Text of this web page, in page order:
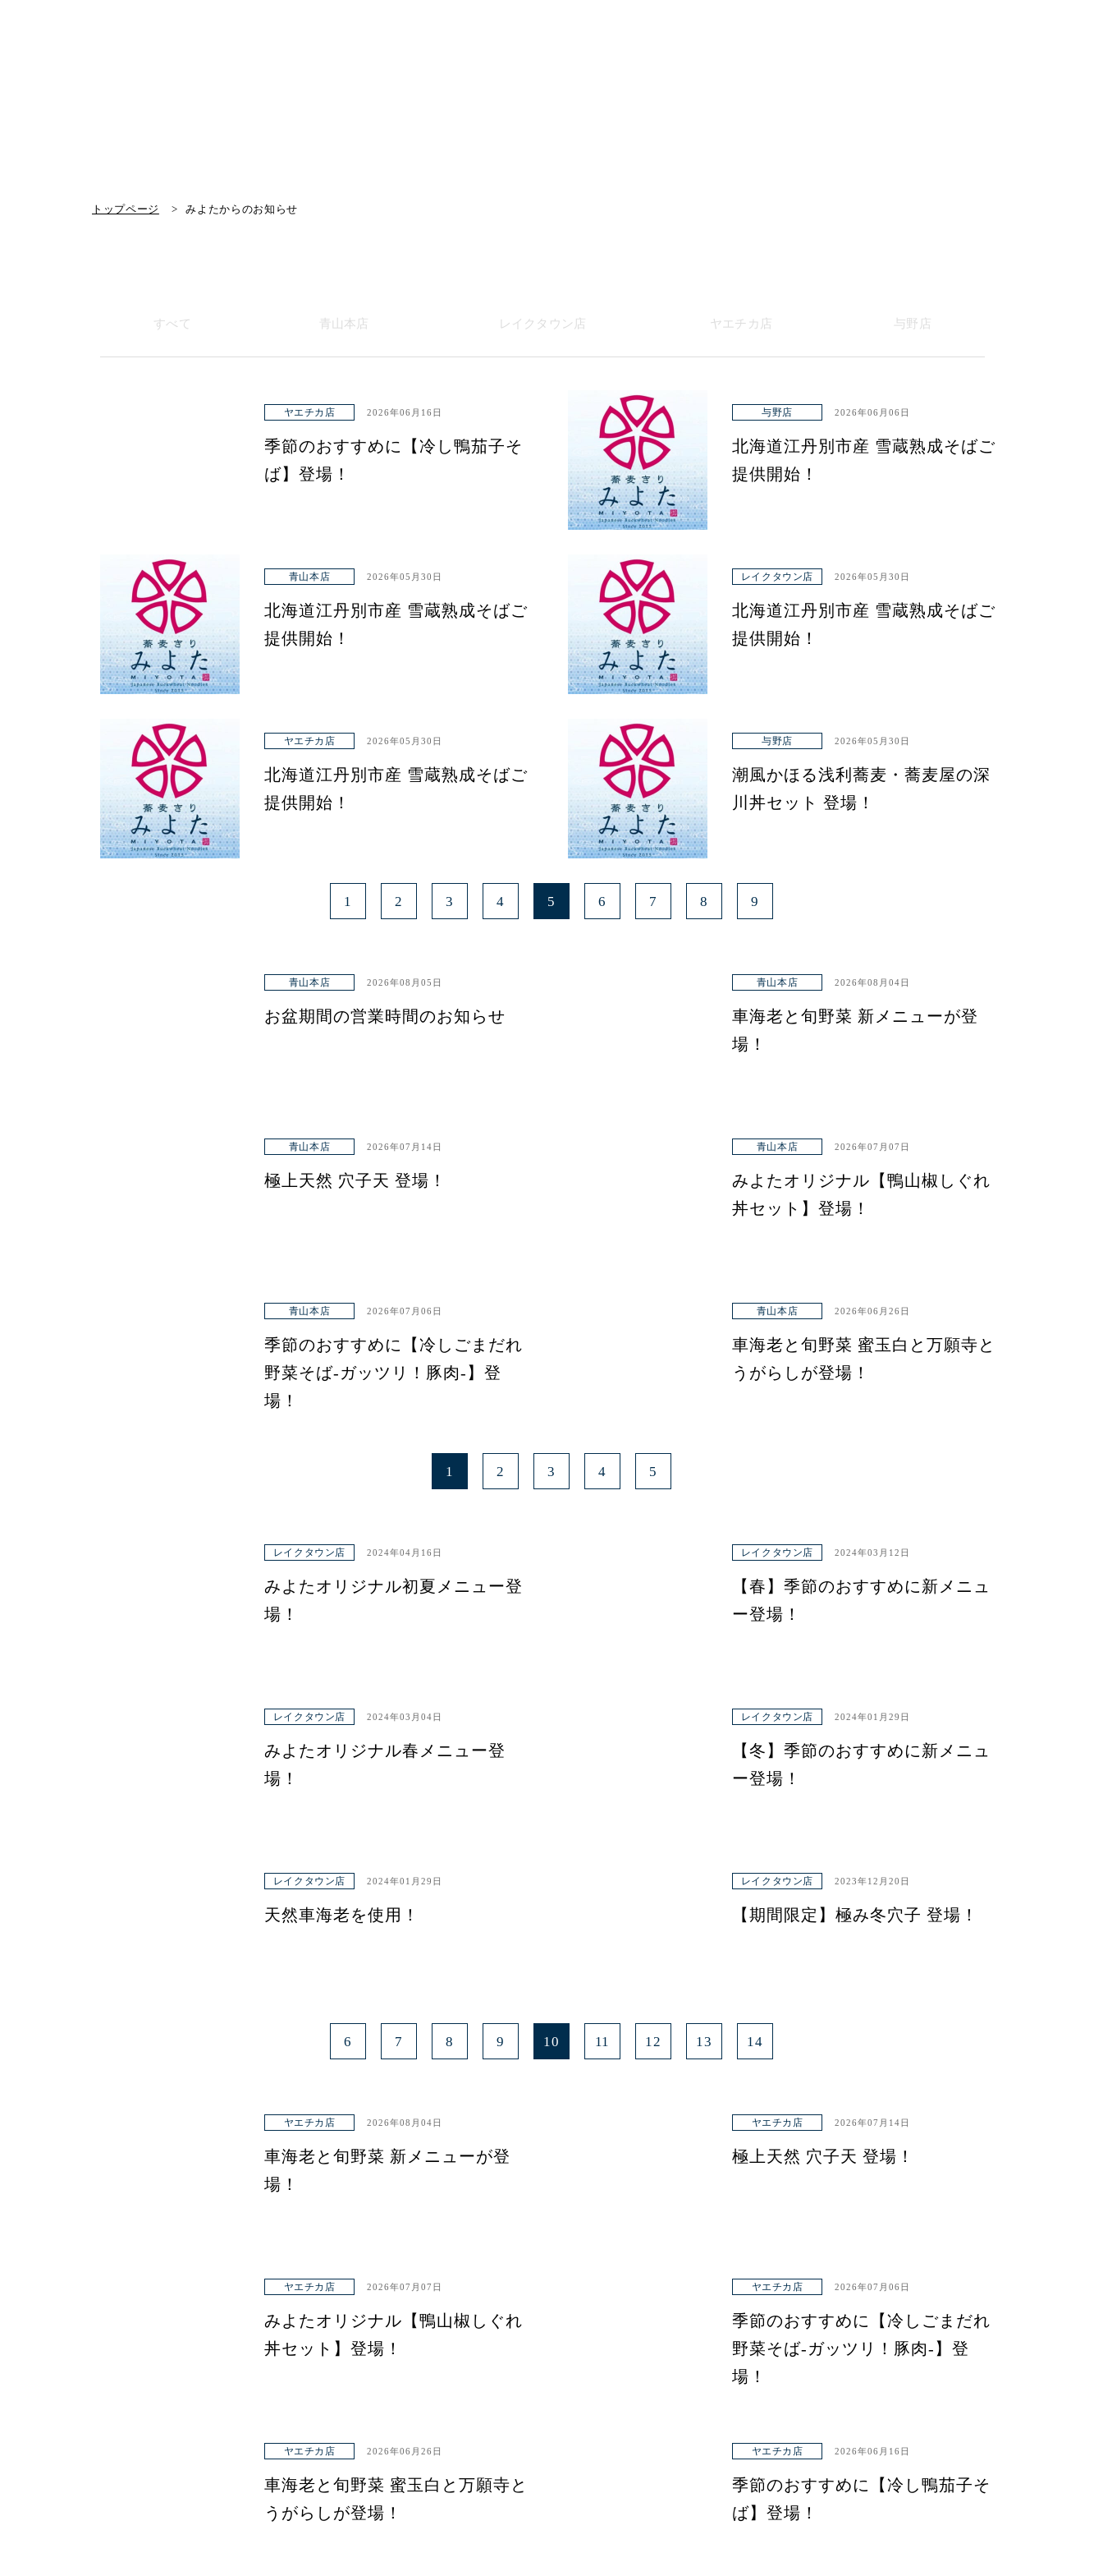
トップページ みよたからのお知らせ
すべて 青山本店 レイク タウン店 ヤエチカ店 与野店
ヤエチカ店 2026年06月16日
季節のおすすめに【冷し鴨茄子そ
ば】登場！
与野店 2026年06月06日
北海道江丹別市産 雪蔵熟成そばご
提供開始！
青山本店 2026年05月30日
北海道江丹別市産 雪蔵熟成そばご
提供開始！
レイクタウン店 2026年05月30日
北海道江丹別市産 雪蔵熟成そばご
提供開始！
ヤエチカ店 2026年05月30日
北海道江丹別市産 雪蔵熟成そばご
提供開始！
与野店 2026年05月30日
潮風かほる浅利蕎麦・蕎麦屋の深
川丼セット 登場！
1 2 3 4 5 6 7 8 9
青山本店 2026年08月05日
お盆期間の営業時間のお知らせ
青山本店 2026年08月04日
車海老と旬野菜 新メニューが登
場！
青山本店 2026年07月14日
極上天然 穴子天 登場！
青山本店 2026年07月07日
みよたオリジナル【鴨山椒しぐれ
丼セット】登場！
青山本店 2026年07月06日
季節のおすすめに【冷しごまだれ
野菜そば-ガッツリ！豚肉-】登
場！
青山本店 2026年06月26日
車海老と旬野菜 蜜玉白と万願寺と
うがらしが登場！
1 2 3 4 5
レイクタウン店 2024年04月16日
みよたオリジナル初夏メニュー登
場！
レイクタウン店 2024年03月12日
【春】季節のおすすめに新メニュ
ー登場！
レイクタウン店 2024年03月04日
みよたオリジナル春メニュー登
場！
レイクタウン店 2024年01月29日
【冬】季節のおすすめに新メニュ
ー登場！
レイクタウン店 2024年01月29日
天然車海老を使用！
レイクタウン店 2023年12月20日
【期間限定】極み冬穴子 登場！
6 7 8 9 10 11 12 13 14
ヤエチカ店 2026年08月04日
車海老と旬野菜 新メニューが登
場！
ヤエチカ店 2026年07月14日
極上天然 穴子天 登場！
ヤエチカ店 2026年07月07日
みよたオリジナル【鴨山椒しぐれ
丼セット】登場！
ヤエチカ店 2026年07月06日
季節のおすすめに【冷しごまだれ
野菜そば-ガッツリ！豚肉-】登
場！
ヤエチカ店 2026年06月26日
車海老と旬野菜 蜜玉白と万願寺と
うがらしが登場！
ヤエチカ店 2026年06月16日
季節のおすすめに【冷し鴨茄子そ
ば】登場！